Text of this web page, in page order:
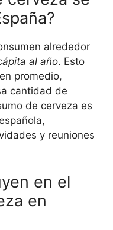
alrededor
al año. Esto
promedio,
cantidad de
de cerveza es
y reuniones
en el
en